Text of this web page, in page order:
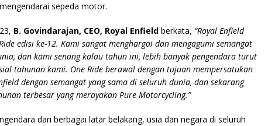
sepeda motor.
B. Govindarajan, CEO, Royal Enfield berkata, “Royal Enfield
edisi ke-12. Kami sangat menghargai dan mengagumi semangat
dan kami senang kalau tahun ini, lebih banyak pengendara turut
tahunan kami. One Ride berawal dengan tujuan mempersatukan
dengan semangat yang sama di seluruh dunia, dan sekarang
terbesar yang merayakan Pure Motorcycling.”
dari berbagai latar belakang, usia dan negara di seluruh